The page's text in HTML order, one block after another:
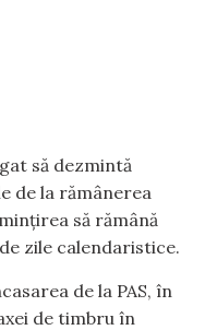
să dezmintă
de la rămânerea
să rămână
zile calendaristice.
de la PAS, în
de timbru în